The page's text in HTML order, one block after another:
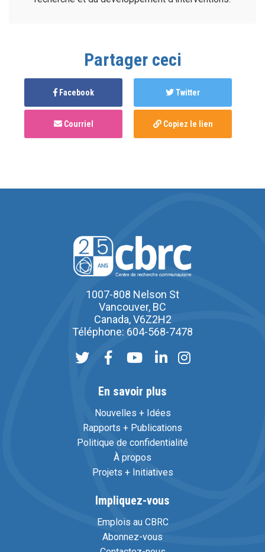
Partager ceci
Facebook Twitter
Courriel Copiez le lien
1007-808 Nelson St
Vancouver, BC
Canada, V6Z2H2
Téléphone: 604-568-7478
En savoir plus
Nouvelles + Idées
Rapports + Publications
Politique de confidentialité
À propos
Projets + Initiatives
Impliquez-vous
Emplois au CBRC
Abonnez-vous